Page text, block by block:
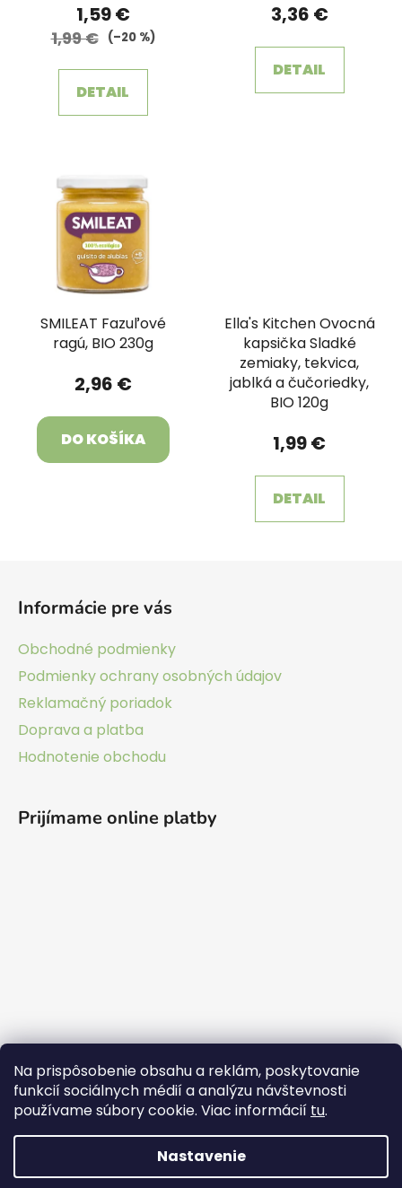
Na prispôsobenie obsahu a reklám, poskytovanie
funkcií sociálnych médií a analýzu návštevnosti
používame súbory cookie. Viac informácií tu.
Nastavenie
1,59 €
1,99 € (–20 %)
DETAIL
3,36 €
DETAIL
SMILEAT Fazuľové
ragú, BIO 230g
2,96 €
DO KOŠÍKA
Ella's Kitchen Ovocná
kapsička Sladké
zemiaky, tekvica,
jablká a čučoriedky,
BIO 120g
1,99 €
DETAIL
Informácie pre vás
Obchodné podmienky
Podmienky ochrany osobných údajov
Reklamačný poriadok
Doprava a platba
Hodnotenie obchodu
Prijímame online platby